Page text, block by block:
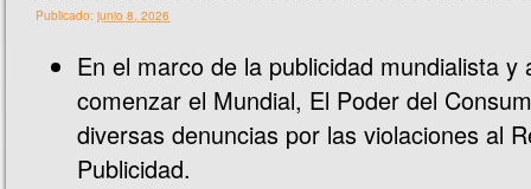
Publicado: junio 8, 2026
En el marco de la publicidad mundialista y
comenzar el Mundial, El Poder del
diversas denuncias por las violaciones al
Publicidad.